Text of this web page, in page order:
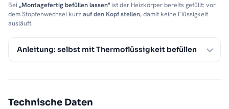
Bei „Montagefertig befüllen lassen"ist der Heizkörper bereits gefüllt: vor
dem Stopfenwechsel kurzauf den Kopf stellen, damit keine Flüssigkeit
ausläuft.
Anleitung: selbst mit Thermoflüssigkeit befüllen
Technische Daten